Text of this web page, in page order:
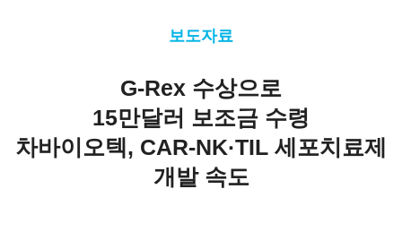
보도자료
G-Rex 수상으로
15만달러 보조금 수령
차바이오텍, CAR-NK·TIL 세포치료제
개발 속도